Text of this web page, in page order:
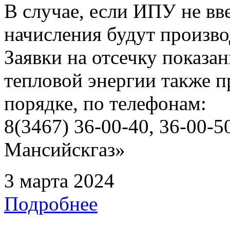
В случае, если ИПУ не
начисления будут
Заявки на отсечку
тепловой энергии также
порядке, по телефонам:
8(3467) 36-00-40, 36-
Мансийскгаз»
3 марта 2024
Подробнее